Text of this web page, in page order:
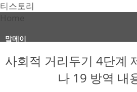
티스토리
맘메이
사회적 거리두기 4단계
나 19 방역 내